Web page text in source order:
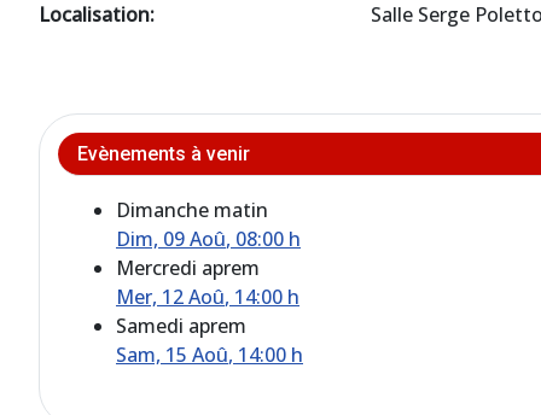
Localisation: Salle Serge Poletto
Evènements à venir
Dimanche matin
Dim, 09 Aoû, 08:00 h
Mercredi aprem
Mer, 12 Aoû, 14:00 h
Samedi aprem
Sam, 15 Aoû, 14:00 h